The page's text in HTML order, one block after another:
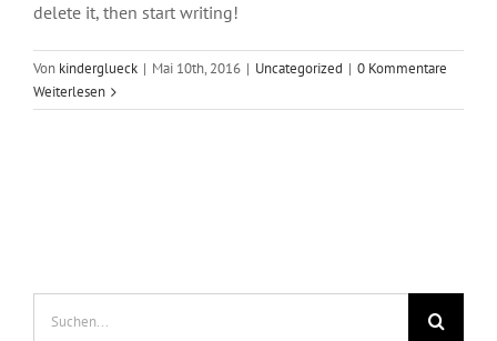
delete it, then start writing!
Von kinderglueck | Mai 10th, 2016 | Uncategorized | 0 Kommentare
Weiterlesen